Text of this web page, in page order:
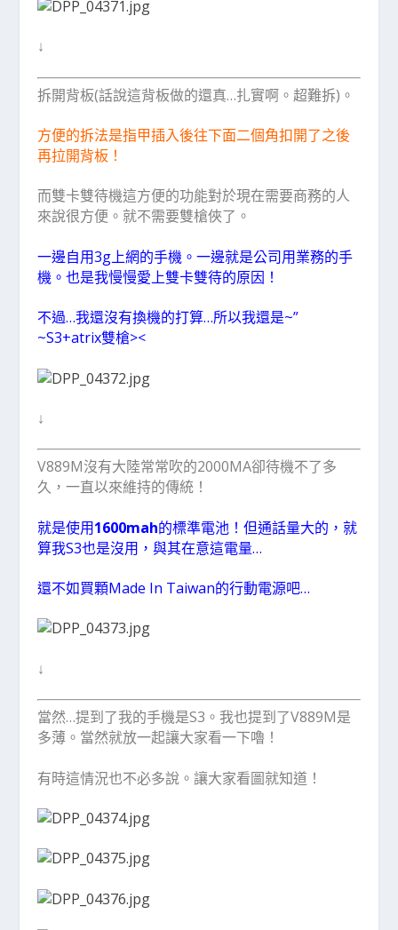
↓
拆開背板(話說這背板做的還真…扎實啊。超難拆)。
方便的拆法是指甲插入後往下面二個角扣開了之後
再拉開背板！
而雙卡雙待機這方便的功能對於現在需要商務的人
來說很方便。就不需要雙槍俠了。
一邊自用3g上網的手機。一邊就是公司用業務的手
機。也是我慢慢愛上雙卡雙待的原因！
不過…我還沒有換機的打算…所以我還是~”
~S3+atrix雙槍><
↓
V889M沒有大陸常常吹的2000MA卻待機不了多
久，一直以來維持的傳統！
就是使用1600mah的標準電池！但通話量大的，就
算我S3也是沒用，與其在意這電量…
還不如買顆Made In Taiwan的行動電源吧…
↓
當然…提到了我的手機是S3。我也提到了V889M是
多薄。當然就放一起讓大家看一下嚕！
有時這情況也不必多說。讓大家看圖就知道！